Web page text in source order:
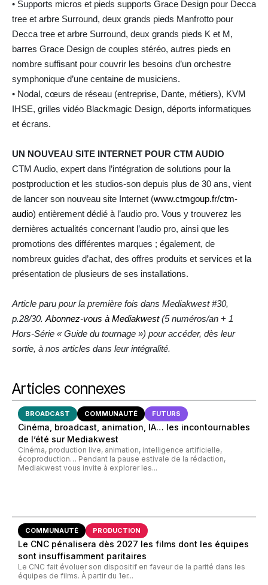
• Supports micros et pieds supports Grace Design pour Decca
tree et arbre Surround, deux grands pieds Manfrotto pour
Decca tree et arbre Surround, deux grands pieds K et M,
barres Grace Design de couples stéréo, autres pieds en
nombre suffisant pour couvrir les besoins d’un orchestre
symphonique d’une centaine de musiciens.
• Nodal, cœurs de réseau (entreprise, Dante, métiers), KVM
IHSE, grilles vidéo Blackmagic Design, déports informatiques
et écrans.
UN NOUVEAU SITE INTERNET POUR CTM AUDIO
CTM Audio, expert dans l’intégration de solutions pour la
postproduction et les studios-son depuis plus de 30 ans, vient
de lancer son nouveau site Internet (www.ctmgoup.fr/ctm-
audio) entièrement dédié à l’audio pro. Vous y trouverez les
dernières actualités concernant l’audio pro, ainsi que les
promotions des différentes marques ; également, de
nombreux guides d’achat, des offres produits et services et la
présentation de plusieurs de ses installations.
Article paru pour la première fois dans Mediakwest #30,
p.28/30. Abonnez-vous à Mediakwest(5 numéros/an + 1
Hors-Série « Guide du tournage ») pour accéder, dès leur
sortie, à nos articles dans leur intégralité.
Articles connexes
BROADCAST COMMUNAUTÉ FUTURS
Cinéma, broadcast, animation, IA… les incontournables
de l’été sur Mediakwest
Cinéma, production live, animation, intelligence artificielle,
écoproduction… Pendant la pause estivale de la rédaction,
Mediakwest vous invite à explorer les...
COMMUNAUTÉ PRODUCTION
Le CNC pénalisera dès 2027 les films dont les équipes
sont insuffisamment paritaires
Le CNC fait évoluer son dispositif en faveur de la parité dans les
équipes de films. À partir du 1er...